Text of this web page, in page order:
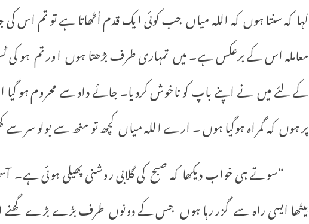
کہا کہ سنتا ہوں کہ اللہ میاں جب کوئی ایک قدم اُٹھاتا ہے تو تم اس
معاملہ اس کے برعکس ہے۔ میں تمہاری طرف بڑھتا ہوں اور تم
کے لئے میں نے اپنے باپ کو ناخوش کردیا۔ جائے داد سے محروم ہو
پر ہوں کہ گمراہ ہوگیا ہوں ۔ ارے اللہ میاں کچھ تو منھ سے بولو سر
“سوتے ہی خواب دیکھا کہ صبح کی گلابی روشنی پھیلی ہوئی
بیٹھا ایسی راہ سے گزر رہا ہوں جس کے دونوں طرف بڑے بڑے